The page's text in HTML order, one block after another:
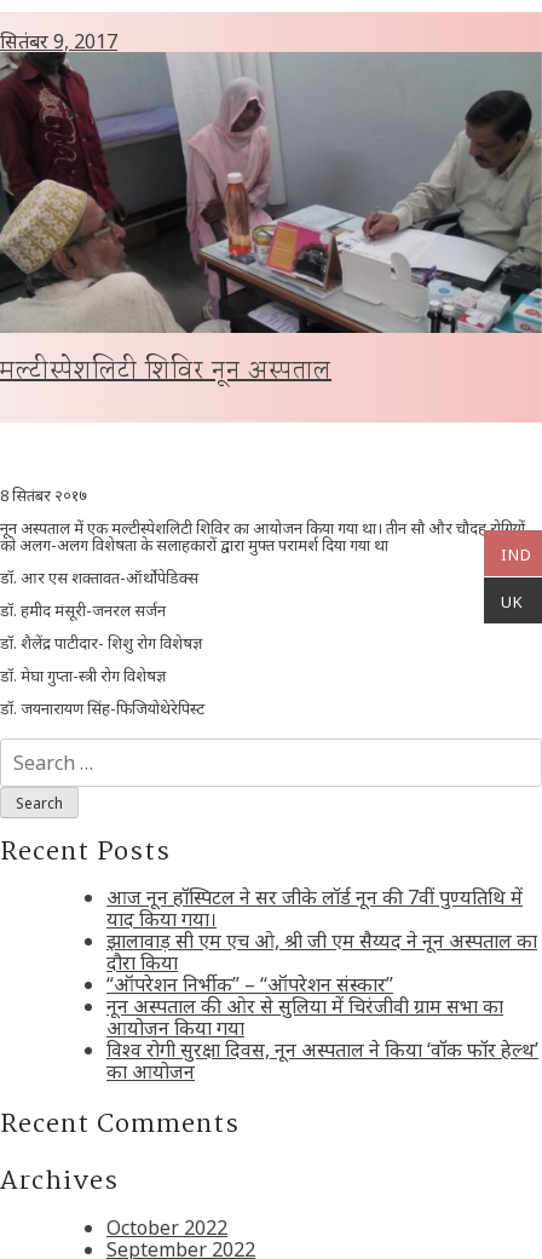
IND
UK
सितंबर 9, 2017
मल्टीस्पेशलिटी शिविर नून अस्पताल
8 सितंबर २०१७
नून अस्पताल में एक मल्टीस्पेशलिटी शिविर का आयोजन किया गया था। तीन सौ और चौदह रोगियों
को अलग-अलग विशेषता के सलाहकारों द्वारा मुफ्त परामर्श दिया गया था
डॉ. आर एस शक्तावत-ऑर्थोपेडिक्स
डॉ. हमीद मंसूरी-जनरल सर्जन
डॉ. शैलेंद्र पाटीदार- शिशु रोग विशेषज्ञ
डॉ. मेघा गुप्ता-स्त्री रोग विशेषज्ञ
डॉ. जयनारायण सिंह-फिजियोथेरेपिस्ट
Search
for:
Recent Posts
आज नून हॉस्पिटल ने सर जीके लॉर्ड नून की 7वीं पुण्यतिथि में
याद किया गया।
झालावाड़ सी एम एच ओ, श्री जी एम सैय्यद ने नून अस्पताल का
दौरा किया
“ऑपरेशन निर्भीक” – “ऑपरेशन संस्कार”
नून अस्पताल की ओर से सुलिया में चिरंजीवी ग्राम सभा का
आयोजन किया गया
विश्व रोगी सुरक्षा दिवस, नून अस्पताल ने किया ‘वॉक फॉर हेल्थ’
का आयोजन
Recent Comments
Archives
October 2022
September 2022